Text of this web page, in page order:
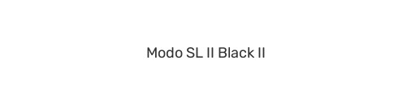
Modo SL II Black II